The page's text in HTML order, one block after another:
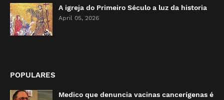
A igreja do Primeiro Século a luz da historia
April 05, 2026
POPULARES
Medico que denuncia vacinas cancerígenas é